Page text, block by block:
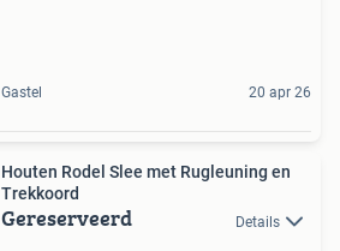
Gastel 20 apr 26
Houten Rodel Slee met Rugleuning en
Trekkoord
Gereserveerd Details